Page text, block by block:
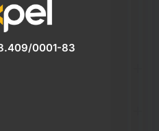
0001-83